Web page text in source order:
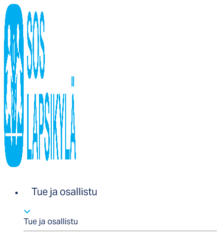
Tue ja osallistu
Tue ja osallistu